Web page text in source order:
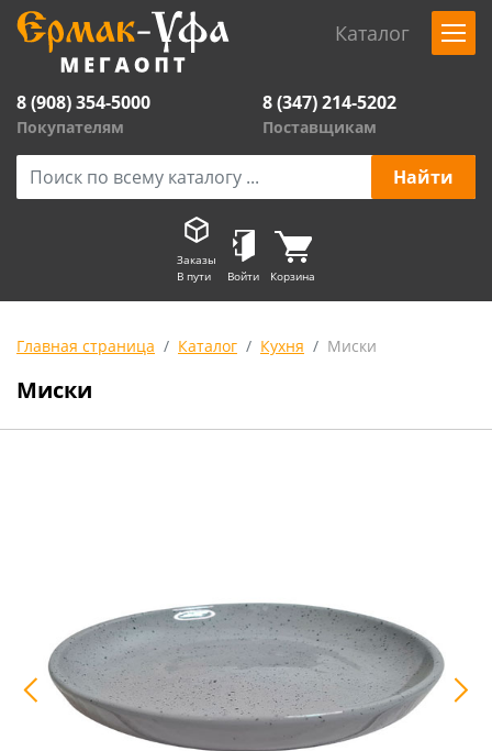
Каталог
8 (908) 354-5000
Покупателям
8 (347) 214-5202
Поставщикам
Заказы
В пути
Войти Корзина
Главная страница Каталог Кухня Миски
Миски